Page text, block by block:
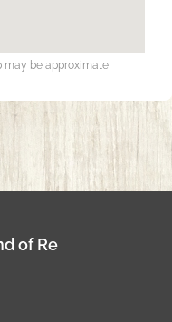
may be approximate
of Re